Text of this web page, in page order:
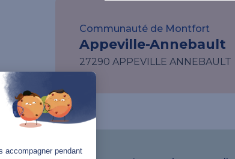
Communauté de Montfort
Appeville-Annebault
27290 APPEVILLE ANNEBAULT